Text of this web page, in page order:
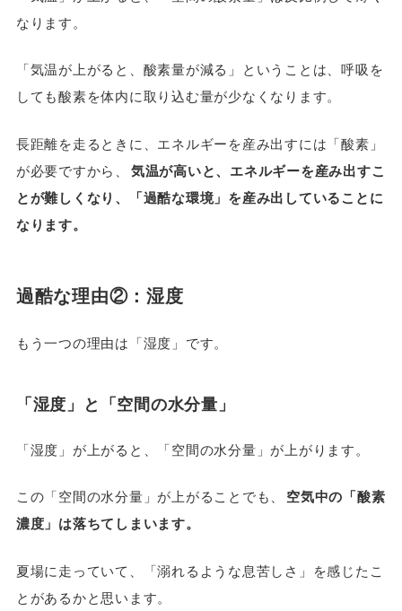
なります。
「気温が上がると、酸素量が減る」ということは、呼吸を
しても酸素を体内に取り込む量が少なくなります。
長距離を走るときに、エネルギーを産み出すには「酸素」
が必要ですから、 気温が高いと、エネルギーを産み出すこ
とが難しくなり、「過酷な環境」を産み出していることに
なります。
過酷な理由②：湿度
もう一つの理由は「湿度」です。
「湿度」と「空間の水分量」
「湿度」が上がると、「空間の水分量」が上がります。
この「空間の水分量」が上がることでも、
空気中の「酸素
濃度」は落ちてしまいます。
夏場に走っていて、「溺れるような息苦しさ」を感じたこ
とがあるかと思います。